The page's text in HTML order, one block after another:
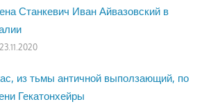
Станкевич Иван Айвазовский в
23.11.2020
из тьмы античной выползающий, по
Гекатонхейры